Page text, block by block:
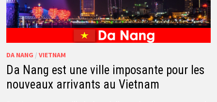
DA NANG / VIETNAM
Da Nang est une ville imposante pour les
nouveaux arrivants au Vietnam